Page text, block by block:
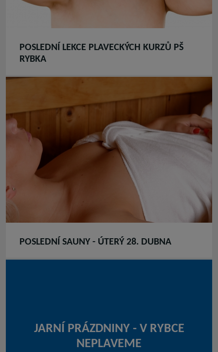
POSLEDNÍ LEKCE PLAVECKÝCH KURZŮ PŠ
RYBKA
POSLEDNÍ SAUNY - ÚTERÝ 28. DUBNA
JARNÍ PRÁZDNINY - V RYBCE
NEPLAVEME